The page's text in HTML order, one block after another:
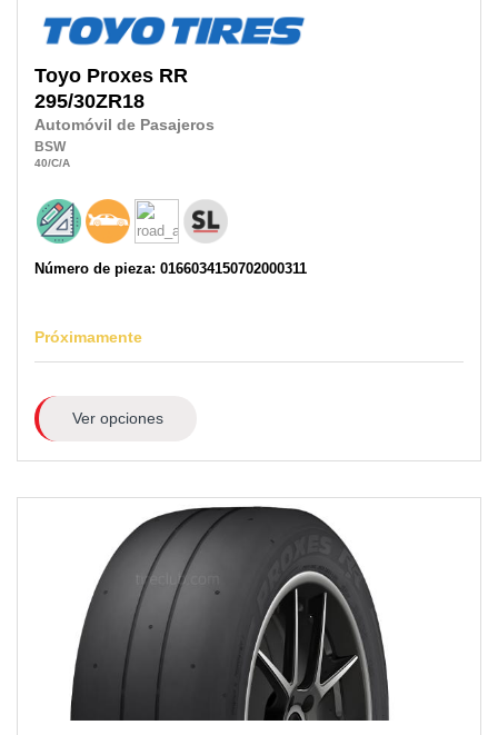
Toyo Proxes RR
295/30ZR18
Automóvil de Pasajeros
BSW
40/C/A
Número de pieza: 0166034150702000311
Próximamente
Ver opciones